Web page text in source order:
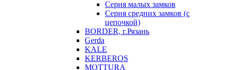
Серия малых замков
Серия средних замков (с
цепочкой)
BORDER, г.Рязань
Gerda
KALE
KERBEROS
MOTTURA